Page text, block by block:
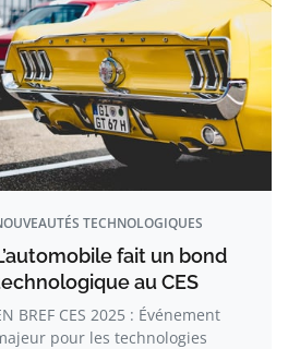
TECHNOLOGIQUES
fait un bond
au CES
BREF CES 2025 : Événement
pour les technologies